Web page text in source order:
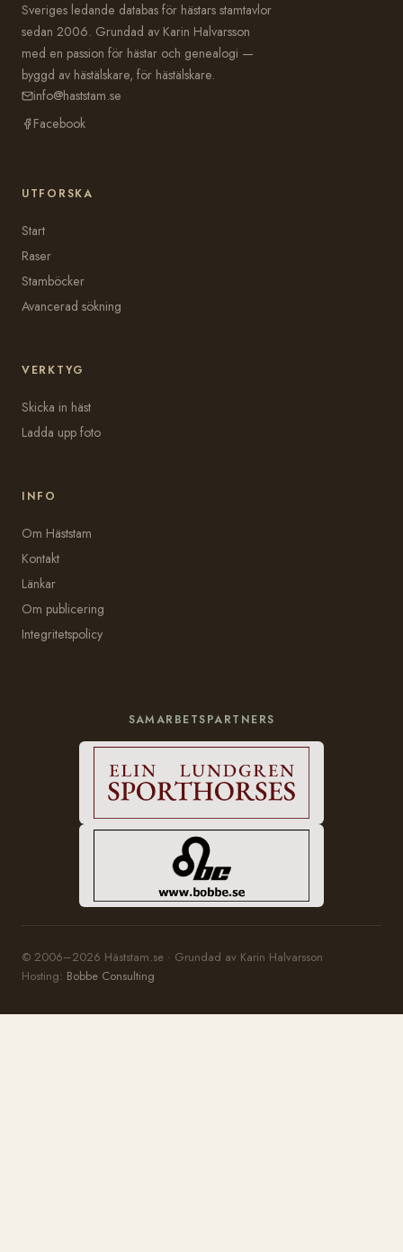
Sveriges ledande databas för hästars stamtavlor
sedan 2006. Grundad av Karin Halvarsson
med en passion för hästar och genealogi —
byggd av hästälskare, för hästälskare.
info@haststam.se
Facebook
UTFORSKA
Start
Raser
Stamböcker
Avancerad sökning
VERKTYG
Skicka in häst
Ladda upp foto
INFO
Om Häststam
Kontakt
Länkar
Om publicering
Integritetspolicy
SAMARBETSPARTNERS
© 2006–2026 Häststam.se · Grundad av Karin Halvarsson
Hosting: Bobbe Consulting